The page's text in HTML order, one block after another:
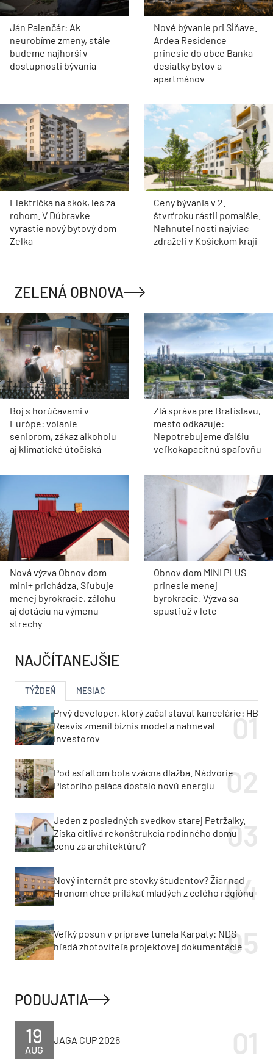
Ján Palenčár: Ak
neurobíme zmeny, stále
budeme najhorší v
dostupnosti bývania
Nové bývanie pri Sĺňave.
Ardea Residence
prinesie do obce Banka
desiatky bytov a
apartmánov
Električka na skok, les za
rohom. V Dúbravke
vyrastie nový bytový dom
Zelka
Ceny bývania v 2.
štvrťroku rástli pomalšie.
Nehnuteľnosti najviac
zdraželi v Košickom kraji
ZELENÁ OBNOVA
Boj s horúčavami v
Európe: volanie
seniorom, zákaz alkoholu
aj klimatické útočiská
Zlá správa pre Bratislavu,
mesto odkazuje:
Nepotrebujeme ďalšiu
veľkokapacitnú spaľovňu
Nová výzva Obnov dom
mini+ prichádza. Sľubuje
menej byrokracie, zálohu
aj dotáciu na výmenu
strechy
Obnov dom MINI PLUS
prinesie menej
byrokracie. Výzva sa
spustí už v lete
NAJČÍTANEJŠIE
TÝŽDEŇ MESIAC
Prvý developer, ktorý začal stavať kancelárie: HB
Reavis zmenil biznis model a nahneval
investorov
Pod asfaltom bola vzácna dlažba. Nádvorie
Pistoriho paláca dostalo novú energiu
Jeden z posledných svedkov starej Petržalky.
Získa citlivá rekonštrukcia rodinného domu
cenu za architektúru?
Nový internát pre stovky študentov? Žiar nad
Hronom chce prilákať mladých z celého regiónu
Veľký posun v príprave tunela Karpaty: NDS
hľadá zhotoviteľa projektovej dokumentácie
PODUJATIA
AUG
19 JAGA CUP 2026